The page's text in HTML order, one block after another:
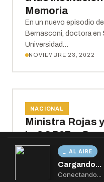
AL AIRE
Cargando...
Conectando...